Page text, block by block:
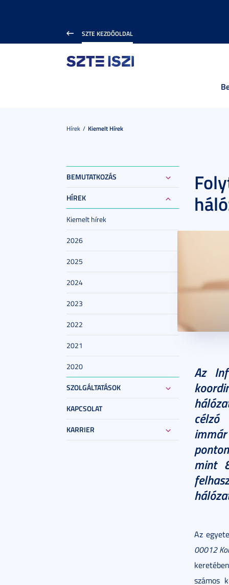
SZTE KEZDŐOLDAL
Hírek Kiemelt Hírek
BEMUTATKOZÁS
HÍREK
Kiemelt hírek
2026
2025
2024
2023
2022
2021
2020
SZOLGÁLTATÁSOK
KAPCSOLAT
KARRIER
Az
célzó
mint
Az
00012
számos